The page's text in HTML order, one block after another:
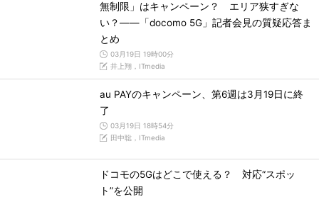
無制限」はキャンペーン？ エリア狭すぎな
い？――「docomo 5G」記者会見の質疑応答ま
とめ
03月19日 19時00分
井上翔，ITmedia
au PAYのキャンペーン、第6週は3月19日に終
了
03月19日 18時54分
田中聡，ITmedia
ドコモの5Gはどこで使える？ 対応“スポッ
ト”を公開